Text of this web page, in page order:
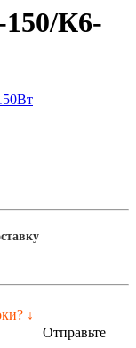
К6-
↓
Отправьте